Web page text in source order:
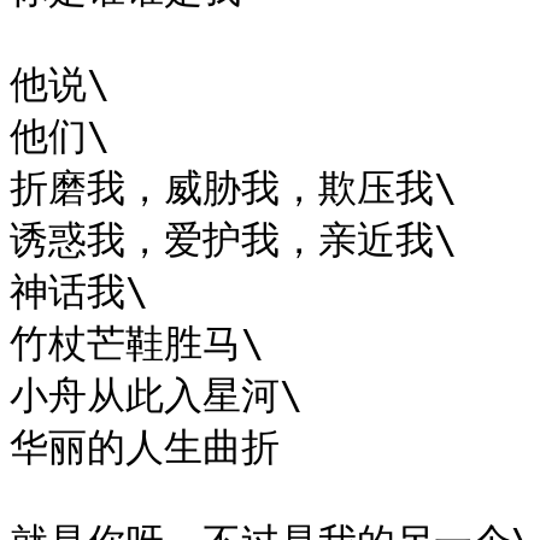
​他说\
他们\
折磨我，威胁我，欺压我\
诱惑我，爱护我，亲近我\
神话我\
竹杖芒鞋胜马\
小舟从此入星河\
华丽的人生曲折